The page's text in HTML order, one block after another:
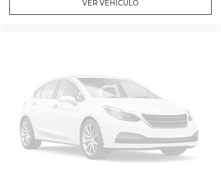
VER VEHÍCULO